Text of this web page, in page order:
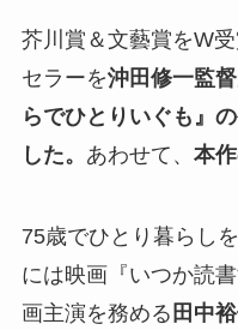
芥川賞＆文藝賞をW
セラーを沖田修一監督
らでひとりいぐも』
した。 あわせて、 本
75歳でひとり暮らし
には映画『いつか読
画主演を務める 田中